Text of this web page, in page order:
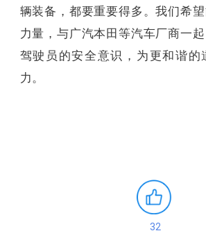
辆装备，都要重要得多。我们希
力量，与广汽本田等汽车厂商一
驾驶员的安全意识，为更和谐的
力。
32